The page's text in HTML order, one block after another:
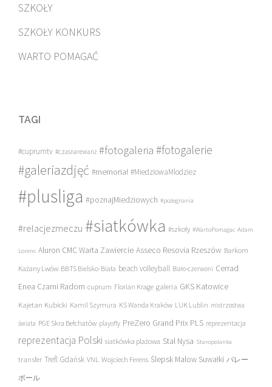
SZKOŁY
SZKOŁY KONKURS
WARTO POMAGAĆ
TAGI
#cuprumtv #czasnarewanż #fotogaleria #fotogalerie
#galeriazdjęć #memoriał #MiedziowaMlodziez
#plusliga #poznajMiedziowych #pożegnania
#relacjezmeczu #siatkówka #szkoły #WartoPomagac Adam
Lorenc Aluron CMC Warta Zawiercie Asseco Resovia Rzeszów Barkom
Każany Lwów BBTS Bielsko-Biała beach volleyball Biało-czerwoni Cerrad
Enea Czarni Radom cuprum Florian Krage galeria GKS Katowice
Kajetan Kubicki Kamil Szymura KS Wanda Kraków LUK Lublin mistrzostwa
świata PGE Skra Bełchatów playoffy PreZero Grand Prix PLS reprezentacja
reprezentacja Polski siatkówka plażowa Stal Nysa Staropolanka
transfer Trefl Gdańsk VNL Wojciech Ferens Ślepsk Malow Suwałki バレー
ボール